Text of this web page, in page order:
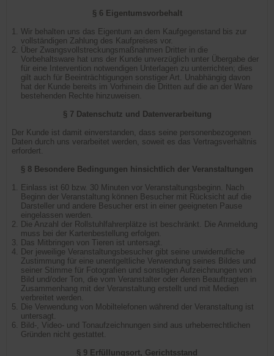
§ 6 Eigentumsvorbehalt
Wir behalten uns das Eigentum an dem Kaufgegenstand bis zur
vollständigen Zahlung des Kaufpreises vor.
Über Zwangsvollstreckungsmaßnahmen Dritter in die
Vorbehaltsware hat uns der Kunde unverzüglich unter Übergabe der
für eine Intervention notwendigen Unterlagen zu unterrichten; dies
gilt auch für Beeinträchtigungen sonstiger Art. Unabhängig davon
hat der Kunde bereits im Vorhinein die Dritten auf die an der Ware
bestehenden Rechte hinzuweisen.
§ 7 Datenschutz und Datenverarbeitung
Der Kunde ist damit einverstanden, dass seine personenbezogenen
Daten durch uns verarbeitet werden, soweit es das Vertragsverhältnis
erfordert.
§ 8 Besondere Bedingungen hinsichtlich der Veranstaltungen
Einlass ist 60 bzw. 30 Minuten vor Veranstaltungsbeginn. Nach
Beginn der Veranstaltung können Besucher mit Rücksicht auf die
Darsteller und andere Besucher erst in einer geeigneten Pause
eingelassen werden.
Die Anzahl der Rollstuhlfahrerplätze ist beschränkt. Die Anmeldung
muss bei der Kartenbestellung erfolgen.
Das Mitbringen von Tieren ist untersagt.
Der jeweilige Veranstaltungsbesucher gibt seine unwiderrufliche
Zustimmung für eine unentgeltliche Verwendung seines Bildes und
seiner Stimme für Fotografien und sonstigen Aufzeichnungen von
Bild und/oder Ton, die vom Veranstalter oder deren Beauftragten in
Zusammenhang mit der Veranstaltung erstellt und mit Medien
verbreitet werden.
Die Verwendung von Mobiltelefonen während der Veranstaltung ist
untersagt.
Bild-, Video- und Tonaufzeichnungen sind aus urheberrechtlichen
Gründen nicht gestattet.
§ 9 Erfüllungsort, Gerichtsstand